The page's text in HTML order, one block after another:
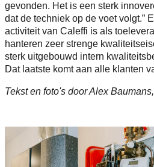
gevonden. Het is een sterk
dat de techniek op de voet volgt.”
activiteit van Caleffi is als
hanteren zeer strenge
sterk uitgebouwd intern
Dat laatste komt aan alle klanten
Tekst en foto's door Alex